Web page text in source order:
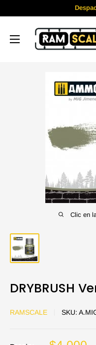
Ramscale
Clic en
DRYBRUSH
RAMSCALE SKU: